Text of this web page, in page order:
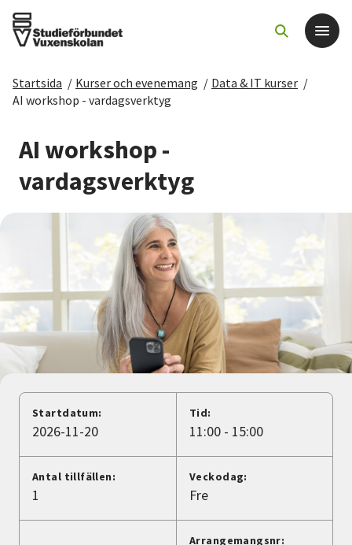
Det här gör vi
För dig som
Sök kurser och evenemang
Starta studiecirkel
Cirkelledare
Nyheter
Avdelningar
Lyssna
Startsida / Kurser och evenemang / Data & IT kurser /
AI workshop - vardagsverktyg
AI workshop -
vardagsverktyg
Startdatum:
2026-11-20
Tid:
11:00 - 15:00
Antal tillfällen:
1
Veckodag:
Fre
Arrangemangsnr: